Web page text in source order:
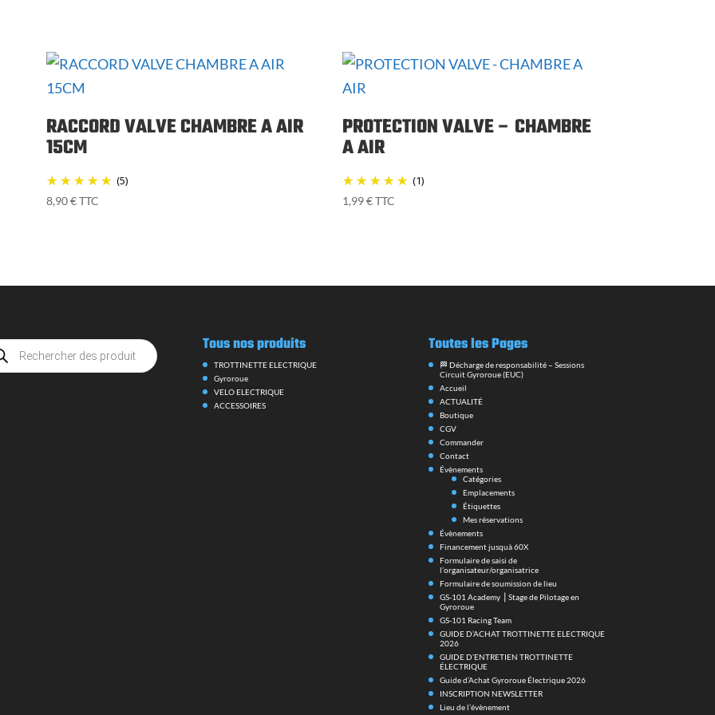
RACCORD VALVE CHAMBRE A AIR
15CM
(5)
8,90€TTC
PROTECTION VALVE – CHAMBRE
A AIR
(1)
1,99€TTC
Tous nos produits
TROTTINETTE ELECTRIQUE
Gyroroue
VELO ELECTRIQUE
ACCESSOIRES
Toutes les Pages
🏁 Décharge de responsabilité – Sessions
Circuit Gyroroue (EUC)
Accueil
ACTUALITÉ
Boutique
CGV
Commander
Contact
Évènements
Catégories
Emplacements
Étiquettes
Mes réservations
Évènements
Financement jusquà 60X
Formulaire de saisi de
l’organisateur/organisatrice
Formulaire de soumission de lieu
GS-101 Academy ⎪Stage de Pilotage en
Gyroroue
GS-101 Racing Team
GUIDE D’ACHAT TROTTINETTE ELECTRIQUE
2026
GUIDE D’ENTRETIEN TROTTINETTE
ÉLECTRIQUE
Guide d’Achat Gyroroue Électrique 2026
INSCRIPTION NEWSLETTER
Lieu de l’évènement